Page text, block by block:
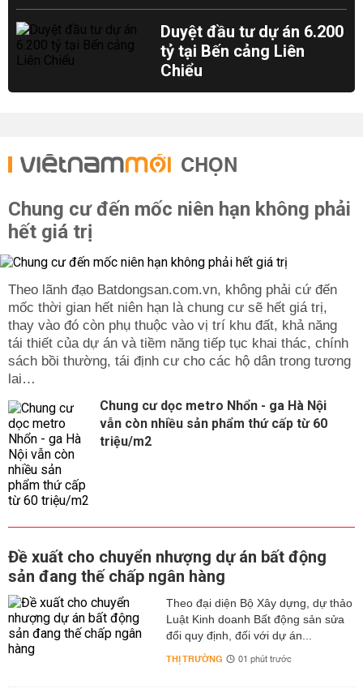
Duyệt đầu tư dự án 6.200
tỷ tại Bến cảng Liên
Chiểu
CHỌN
Chung cư đến mốc niên hạn không phải
hết giá trị
Theo lãnh đạo Batdongsan.com.vn, không phải cứ đến
mốc thời gian hết niên hạn là chung cư sẽ hết giá trị,
thay vào đó còn phụ thuộc vào vị trí khu đất, khả năng
tái thiết của dự án và tiềm năng tiếp tục khai thác, chính
sách bồi thường, tái định cư cho các hộ dân trong tương
lai…
Chung cư dọc metro Nhổn - ga Hà Nội
vẫn còn nhiều sản phẩm thứ cấp từ 60
triệu/m2
Đề xuất cho chuyển nhượng dự án bất động
sản đang thế chấp ngân hàng
Theo đại diện Bộ Xây dựng, dự thảo
Luật Kinh doanh Bất động sản sửa
đổi quy định, đối với dự án...
THỊ TRƯỜNG 01 phút trước